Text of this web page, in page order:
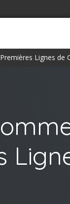
Lignes de